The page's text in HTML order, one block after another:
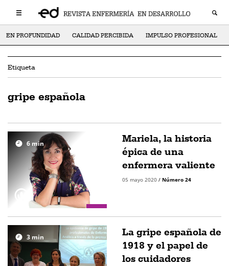
EN PROFUNDIDAD CALIDAD PERCIBIDA IMPULSO PROFESIONAL
Etiqueta
gripe española
6min
Mariela, la historia
épica de una
enfermera valiente
05 mayo 2020 / Número 24
3 min
La gripe española de
1918 y el papel de
los cuidadores